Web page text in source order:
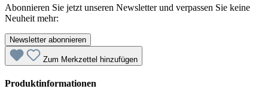
Abonnieren Sie jetzt unseren Newsletter und verpassen Sie keine
Neuheit mehr:
Newsletter abonnieren
Zum Merkzettel hinzufügen
Produktinformationen